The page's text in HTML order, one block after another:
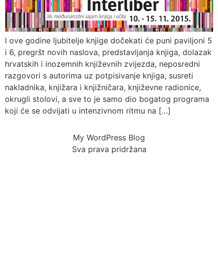
I ove godine ljubitelje knjige dočekati će puni paviljoni 5
i 6, pregršt novih naslova, predstavljanja knjiga, dolazak
hrvatskih i inozemnih književnih zvijezda, neposredni
razgovori s autorima uz potpisivanje knjiga, susreti
nakladnika, knjižara i knjižničara, književne radionice,
okrugli stolovi, a sve to je samo dio bogatog programa
koji će se odvijati u intenzivnom ritmu na […]
My WordPress Blog
Sva prava pridržana